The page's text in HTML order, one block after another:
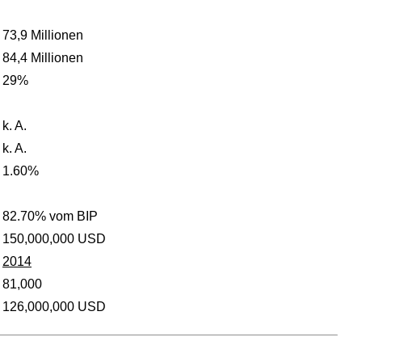
73,9 Millionen
84,4 Millionen
29%
k. A.
k. A.
1.60%
82.70% vom BIP
150,000,000 USD
2014
81,000
126,000,000 USD